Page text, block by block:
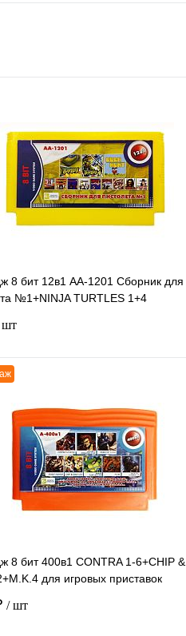
8 бит 12в1 AA-1201 Сборник для
№1+NINJA TURTLES 1+4
шт
наличии
8 бит 400в1 CONTRA 1-6+CHIP &
для игровых приставок
/ шт